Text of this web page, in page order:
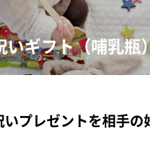
ギフト（哺乳瓶
プレゼントを相手